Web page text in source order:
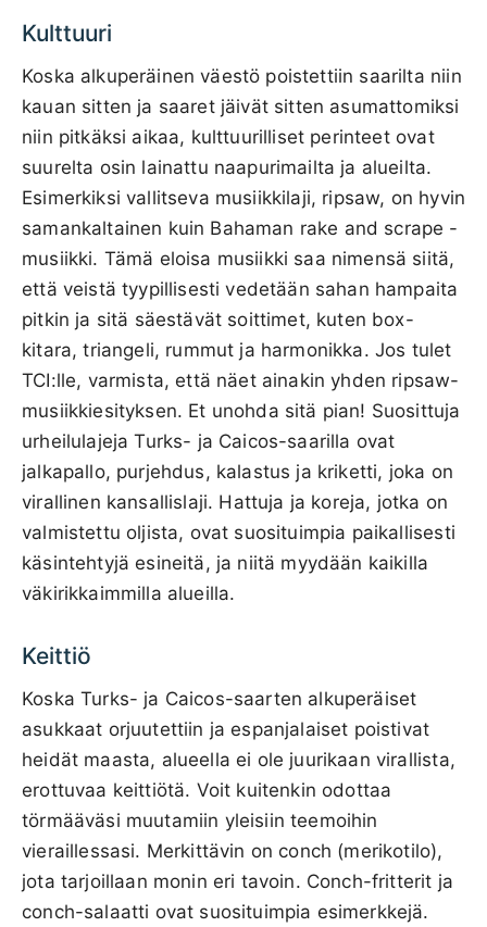
Kulttuuri
Koska alkuperäinen väestö poistettiin saarilta niin
kauan sitten ja saaret jäivät sitten asumattomiksi
niin pitkäksi aikaa, kulttuurilliset perinteet ovat
suurelta osin lainattu naapurimailta ja alueilta.
Esimerkiksi vallitseva musiikkilaji, ripsaw, on hyvin
samankaltainen kuin Bahaman rake and scrape -
musiikki. Tämä eloisa musiikki saa nimensä siitä,
että veistä tyypillisesti vedetään sahan hampaita
pitkin ja sitä säestävät soittimet, kuten box-
kitara, triangeli, rummut ja harmonikka. Jos tulet
TCI:lle, varmista, että näet ainakin yhden ripsaw-
musiikkiesityksen. Et unohda sitä pian! Suosittuja
urheilulajeja Turks- ja Caicos-saarilla ovat
jalkapallo, purjehdus, kalastus ja kriketti, joka on
virallinen kansallislaji. Hattuja ja koreja, jotka on
valmistettu oljista, ovat suosituimpia paikallisesti
käsintehtyjä esineitä, ja niitä myydään kaikilla
väkirikkaimmilla alueilla.
Keittiö
Koska Turks- ja Caicos-saarten alkuperäiset
asukkaat orjuutettiin ja espanjalaiset poistivat
heidät maasta, alueella ei ole juurikaan virallista,
erottuvaa keittiötä. Voit kuitenkin odottaa
törmääväsi muutamiin yleisiin teemoihin
vieraillessasi. Merkittävin on conch (merikotilo),
jota tarjoillaan monin eri tavoin. Conch-fritterit ja
conch-salaatti ovat suosituimpia esimerkkejä.